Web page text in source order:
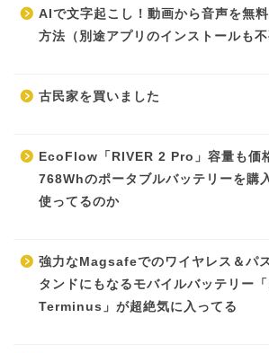
AIで文字起こし！動画から音声を無
方法（別途アプリのインストールも不
古民家を買いました
EcoFlow「RIVER 2 Pro」容量も価
768Whのポータブルバッテリーを購
使ってるのか
強力なMagsafeでのワイヤレス＆パ
タンドにもなるモバイルバッテリー
Terminus」が超絶気に入ってる